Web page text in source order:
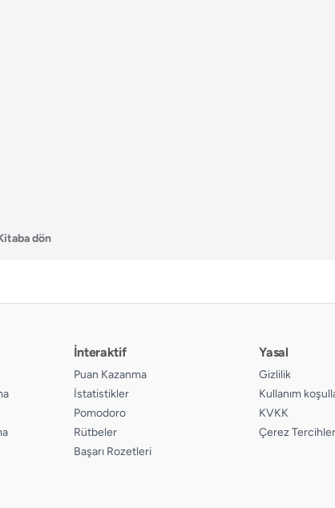
dön
İnteraktif
Puan Kazanma
İstatistikler
Pomodoro
Rütbeler
Başarı Rozetleri
Yasal
Gizlilik
Kullanım
KVKK
Çerez